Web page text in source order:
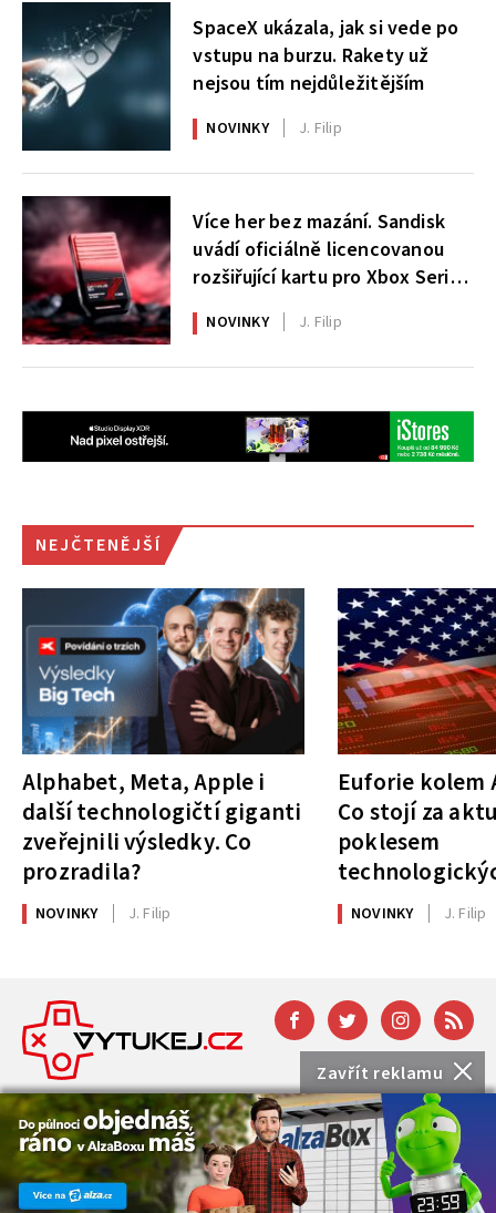
Zavřít reklamu
SpaceX ukázala, jak si vede po
vstupu na burzu. Rakety už
nejsou tím nejdůležitějším
NOVINKY J. Filip
Více her bez mazání. Sandisk
uvádí oficiálně licencovanou
rozšiřující kartu pro Xbox Series
X|S
NOVINKY J. Filip
NEJČTENĚJŠÍ
Alphabet, Meta, Apple i
další technologičtí giganti
zveřejnili výsledky. Co
prozradila?
NOVINKY J. Filip
Euforie kolem
Co stojí za
poklesem
NOVINKY J. Filip